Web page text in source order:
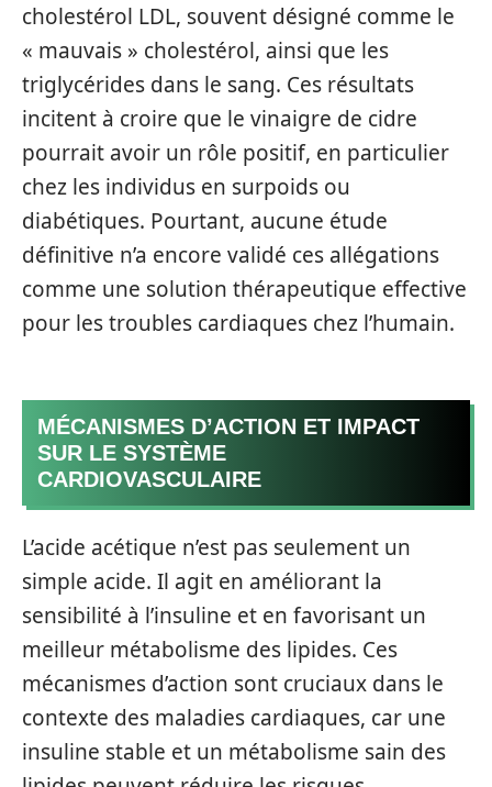
cholestérol LDL, souvent désigné comme le
« mauvais » cholestérol, ainsi que les
triglycérides dans le sang. Ces résultats
incitent à croire que le vinaigre de cidre
pourrait avoir un rôle positif, en particulier
chez les individus en surpoids ou
diabétiques. Pourtant, aucune étude
définitive n’a encore validé ces allégations
comme une solution thérapeutique effective
pour les troubles cardiaques chez l’humain.
MÉCANISMES D’ACTION ET IMPACT
SUR LE SYSTÈME
CARDIOVASCULAIRE
L’acide acétique n’est pas seulement un
simple acide. Il agit en améliorant la
sensibilité à l’insuline et en favorisant un
meilleur métabolisme des lipides. Ces
mécanismes d’action sont cruciaux dans le
contexte des maladies cardiaques, car une
insuline stable et un métabolisme sain des